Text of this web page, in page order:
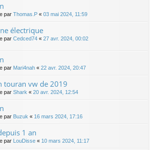
par Thomas.P « 03 mai 2024, 11:59
électrique
par Cedced74 « 27 avr. 2024, 00:02
par Mari4nah « 22 avr. 2024, 20:47
touran vw de 2019
par Shark « 20 avr. 2024, 12:54
par Buzuk « 16 mars 2024, 17:16
1 an
par LouDisse « 10 mars 2024, 11:17